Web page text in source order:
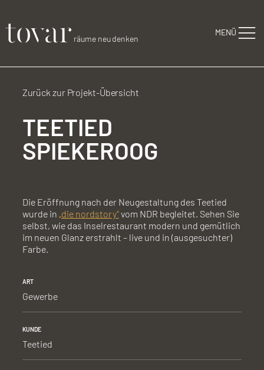
räume neu denken
MENÜ
Zurück zur Projekt-Übersicht
TEETIED
SPIEKEROOG
Die Eröffnung nach der Neugestaltung des Teetied
wurde in „die nordstory“vom NDR begleitet. Sehen Sie
selbst, wie das Inselrestaurant modern und gemütlich
im neuen Glanz erstrahlt – live und in (ausgesuchter)
Farbe.
ART
Gewerbe
KUNDE
Teetied